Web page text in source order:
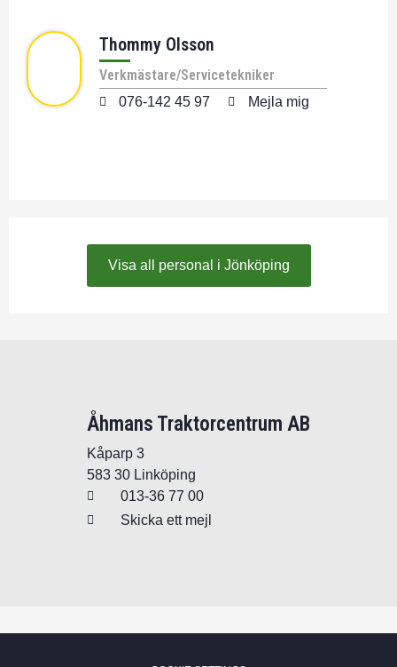
Thommy Olsson
Verkmästare/Servicetekniker
076-142 45 97 Mejla mig
Visa all personal i Jönköping
Åhmans Traktorcentrum AB
Kåparp 3
583 30 Linköping
013-36 77 00
Skicka ett mejl